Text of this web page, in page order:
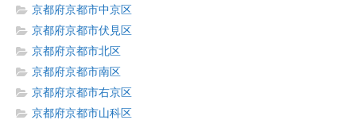
京都府京都市中京区
京都府京都市伏見区
京都府京都市北区
京都府京都市南区
京都府京都市右京区
京都府京都市山科区